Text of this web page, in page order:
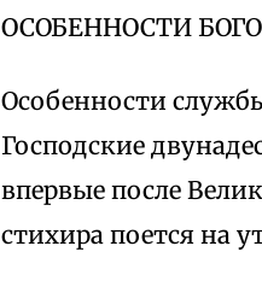
ОСОБЕННОСТИ
Особенности
Господские
впервые после
стихира поется на